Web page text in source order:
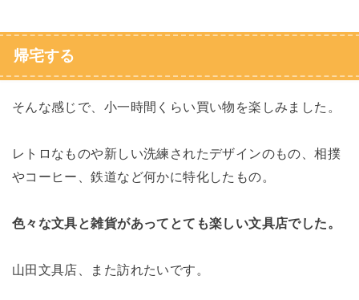
帰宅する
そんな感じで、小一時間くらい買い物を楽しみました。
レトロなものや新しい洗練されたデザインのもの、相撲
やコーヒー、鉄道など何かに特化したもの。
色々な文具と雑貨があってとても楽しい文具店でした。
山田文具店、また訪れたいです。